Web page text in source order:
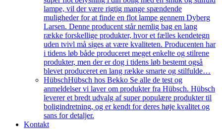
lampe, vil der være rigtig mange spændende
muligheder for at finde en flot lampe gennem Dyberg
Larsen. Denne producent står nemlig bag en lang
række forskellige produkter, hvor et fælles kendetegn
uden tvivl må siges at være kvaliteten. Producenten har
i tidens løb både produceret meget enkelte og stilrene
produkter, men der er dog i tidens løb bestemt også
blevet produceret en lang række smarte og stilfulde…
HübschHübsch hos Bekko Se alle de test og
anmeldelser vi laver om produkter fra Hübsch. Hübsch
leverer et bredt udvalg af super populære produkter til
boligindretning, og er kendt for deres høje kvalitet og
sans for detaljer.
Kontakt